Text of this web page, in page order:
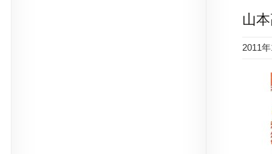
山
2011